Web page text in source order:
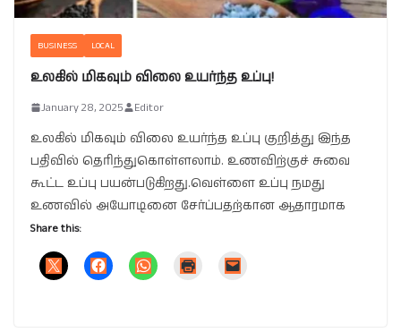
BUSINESS LOCAL
உலகில் மிகவும் விலை உயர்ந்த உப்பு!
January 28, 2025 Editor
உலகில் மிகவும் விலை உயர்ந்த உப்பு குறித்து இந்த
பதிவில் தெரிந்துகொள்ளலாம். உணவிற்குச் சுவை
கூட்ட உப்பு பயன்படுகிறது.வெள்ளை உப்பு நமது
உணவில் அயோடினை சேர்ப்பதற்கான ஆதாரமாக
Share this: